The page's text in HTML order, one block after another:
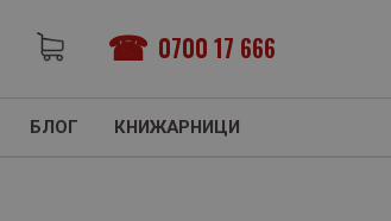
0700 17 666
БЛОГ КНИЖАРНИЦИ